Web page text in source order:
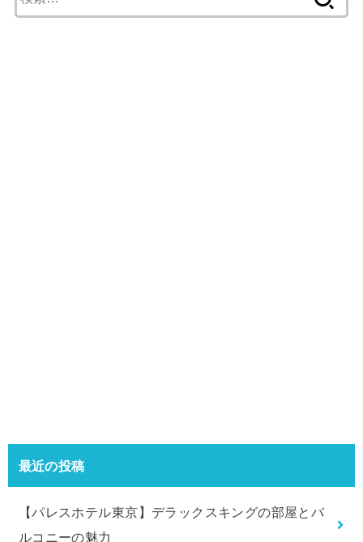
索
最近の投稿
【パレスホテル東京】デラックスキングの部屋とバ
ルコニーの魅力